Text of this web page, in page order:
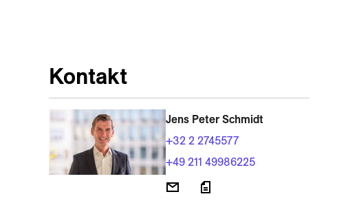
Kontakt
Jens Peter Schmidt
+32 2 2745577
+49 211 49986225